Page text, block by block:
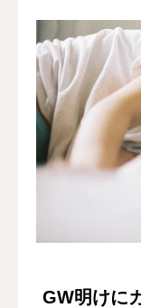
GW明けに